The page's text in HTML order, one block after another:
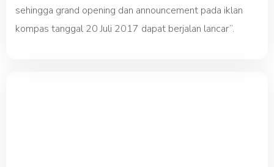
sehingga grand opening dan announcement pada iklan
kompas tanggal 20 Juli 2017 dapat berjalan lancar”.